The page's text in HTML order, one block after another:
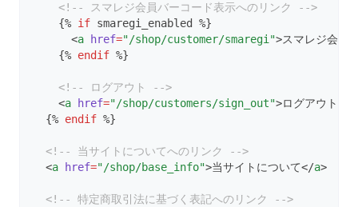
<!-- スマレジ会員バーコード表示へのリンク -->
    {%
if smaregi_enabled %}
      <
a href="/shop/customer/smaregi">スマレジ会員
    {%
endif %}
<!-- ログアウト -->
    <
a href="/shop/customers/sign_out">ログアウト</
  {%
endif %}
<!-- 当サイトについてへのリンク -->
  <
a href="/shop/base_info">当サイトについて</a>
<!-- 特定商取引法に基づく表記へのリンク -->